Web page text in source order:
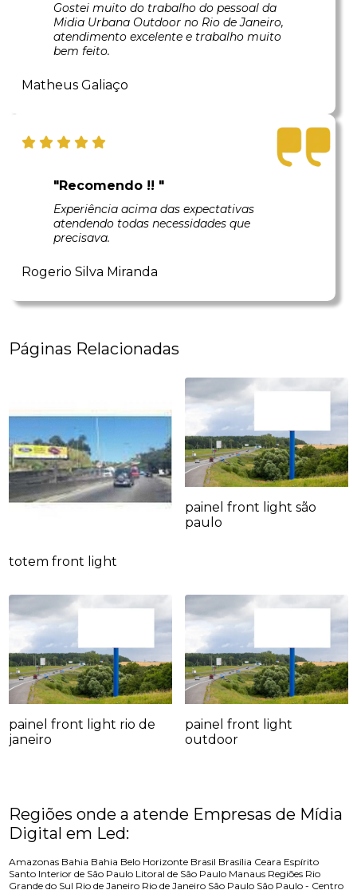
Gostei muito do trabalho do pessoal da
Midia Urbana Outdoor no Rio de Janeiro,
atendimento excelente e trabalho muito
bem feito.
Matheus Galiaço
"Recomendo !! "
Experiência acima das expectativas
atendendo todas necessidades que
precisava.
Rogerio Silva Miranda
Páginas Relacionadas
totem front light
painel front light são
paulo
painel front light rio de
janeiro
painel front light
outdoor
Regiões onde a atende Empresas de Mídia
Digital em Led:
Amazonas Bahia Bahia Belo Horizonte Brasil Brasília Ceara Espírito
Santo Interior de São Paulo Litoral de São Paulo Manaus Regiões Rio
Grande do Sul Rio de Janeiro Rio de Janeiro São Paulo São Paulo - Centro